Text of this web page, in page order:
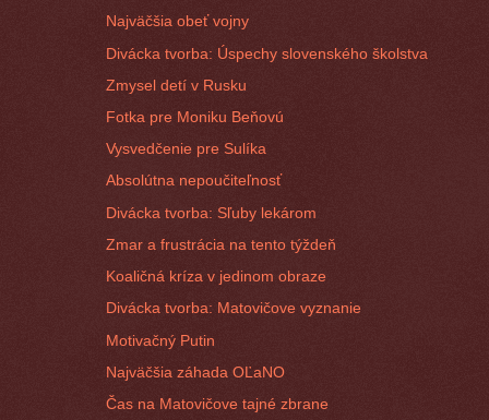
Najväčšia obeť vojny
Divácka tvorba: Úspechy slovenského školstva
Zmysel detí v Rusku
Fotka pre Moniku Beňovú
Vysvedčenie pre Sulíka
Absolútna nepoučiteľnosť
Divácka tvorba: Sľuby lekárom
Zmar a frustrácia na tento týždeň
Koaličná kríza v jedinom obraze
Divácka tvorba: Matovičove vyznanie
Motivačný Putin
Najväčšia záhada OĽaNO
Čas na Matovičove tajné zbrane